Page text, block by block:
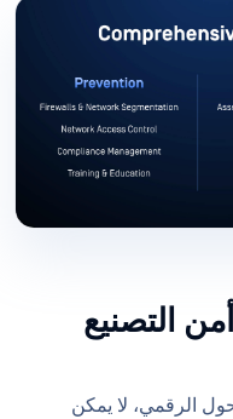
التصنيع
الرقمي، لا يمكن